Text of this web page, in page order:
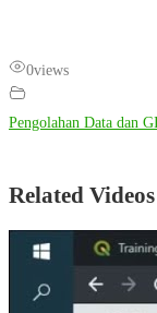
0views
Pengolahan Data dan
Related Videos